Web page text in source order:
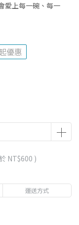
愛上每一碗、每一
優惠
NT$600 )
運送方式